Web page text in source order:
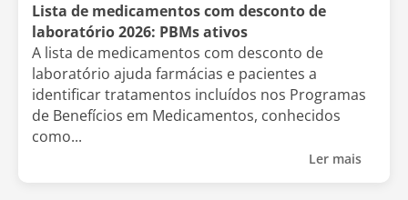
Lista de medicamentos com desconto de
laboratório 2026: PBMs ativos
A lista de medicamentos com desconto de
laboratório ajuda farmácias e pacientes a
identificar tratamentos incluídos nos Programas
de Benefícios em Medicamentos, conhecidos
como...
Ler mais